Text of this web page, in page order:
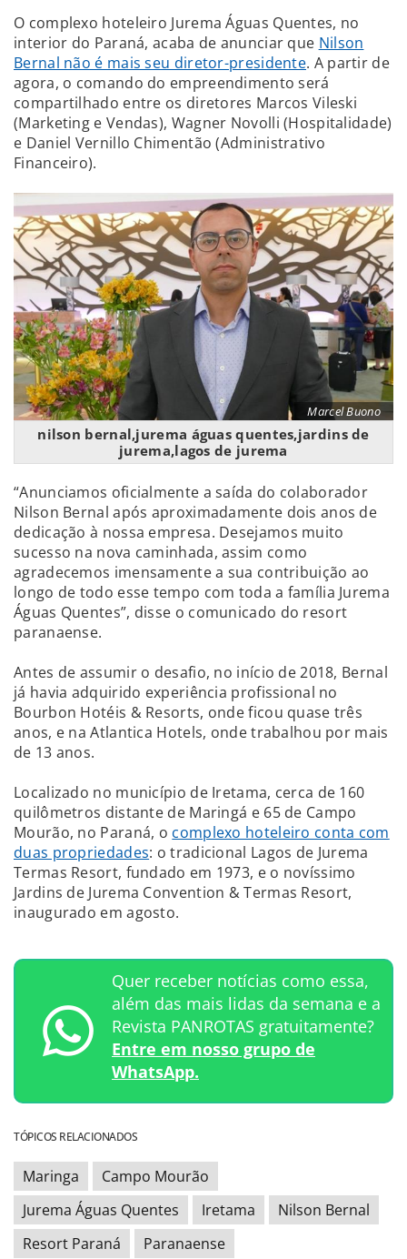
O complexo hoteleiro Jurema Águas Quentes, no
interior do Paraná, acaba de anunciar que Nilson
Bernal não é mais seu diretor-presidente. A partir de
agora, o comando do empreendimento será
compartilhado entre os diretores Marcos Vileski
(Marketing e Vendas), Wagner Novolli (Hospitalidade)
e Daniel Vernillo Chimentão (Administrativo
Financeiro).
Marcel Buono
nilson bernal,jurema águas quentes,jardins de
jurema,lagos de jurema
“Anunciamos oficialmente a saída do colaborador
Nilson Bernal após aproximadamente dois anos de
dedicação à nossa empresa. Desejamos muito
sucesso na nova caminhada, assim como
agradecemos imensamente a sua contribuição ao
longo de todo esse tempo com toda a família Jurema
Águas Quentes”, disse o comunicado do resort
paranaense.
Antes de assumir o desafio, no início de 2018, Bernal
já havia adquirido experiência profissional no
Bourbon Hotéis & Resorts, onde ficou quase três
anos, e na Atlantica Hotels, onde trabalhou por mais
de 13 anos.
Localizado no município de Iretama, cerca de 160
quilômetros distante de Maringá e 65 de Campo
Mourão, no Paraná, o complexo hoteleiro conta com
duas propriedades: o tradicional Lagos de Jurema
Termas Resort, fundado em 1973, e o novíssimo
Jardins de Jurema Convention & Termas Resort,
inaugurado em agosto.
Quer receber notícias como essa,
além das mais lidas da semana e a
Revista PANROTAS gratuitamente?
Entre em nosso grupo de
WhatsApp.
TÓPICOS RELACIONADOS
Maringa
Campo Mourão
Jurema Águas Quentes
Iretama
Nilson Bernal
Resort Paraná
Paranaense